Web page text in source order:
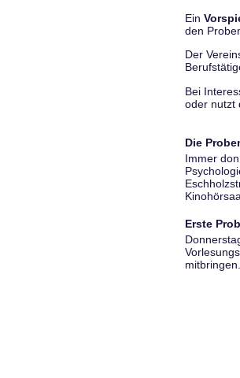
Ein
den
Der
Bei
oder nutzt
Die
Immer
Erste
mitbringen.